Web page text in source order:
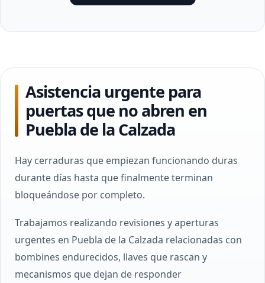
Asistencia urgente para
puertas que no abren en
Puebla de la Calzada
Hay cerraduras que empiezan funcionando duras
durante días hasta que finalmente terminan
bloqueándose por completo.
Trabajamos realizando revisiones y aperturas
urgentes en Puebla de la Calzada relacionadas con
bombines endurecidos, llaves que rascan y
mecanismos que dejan de responder